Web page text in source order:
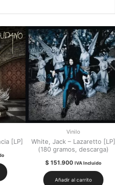
[LP]
Vinilo
White, Jack – Lazaretto [LP]
(180 gramos, descarga)
$ 151.900 IVA Incluido
Añadir al carrito